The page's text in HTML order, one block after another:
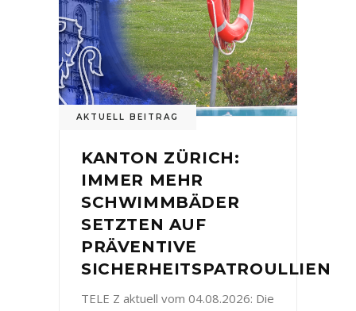
AKTUELL BEITRAG
KANTON ZÜRICH:
IMMER MEHR
SCHWIMMBÄDER
SETZTEN AUF
PRÄVENTIVE
SICHERHEITSPATROULLIEN
TELE Z aktuell vom 04.08.2026: Die